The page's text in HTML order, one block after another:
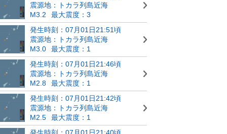
震源地：トカラ列島近海
M3.2
最大震度：3
発生時刻：07月01日21:51頃
震源地：トカラ列島近海
M3.0
最大震度：1
発生時刻：07月01日21:46頃
震源地：トカラ列島近海
M2.8
最大震度：1
発生時刻：07月01日21:42頃
震源地：トカラ列島近海
M2.5
最大震度：1
発生時刻：07月01日21:40頃